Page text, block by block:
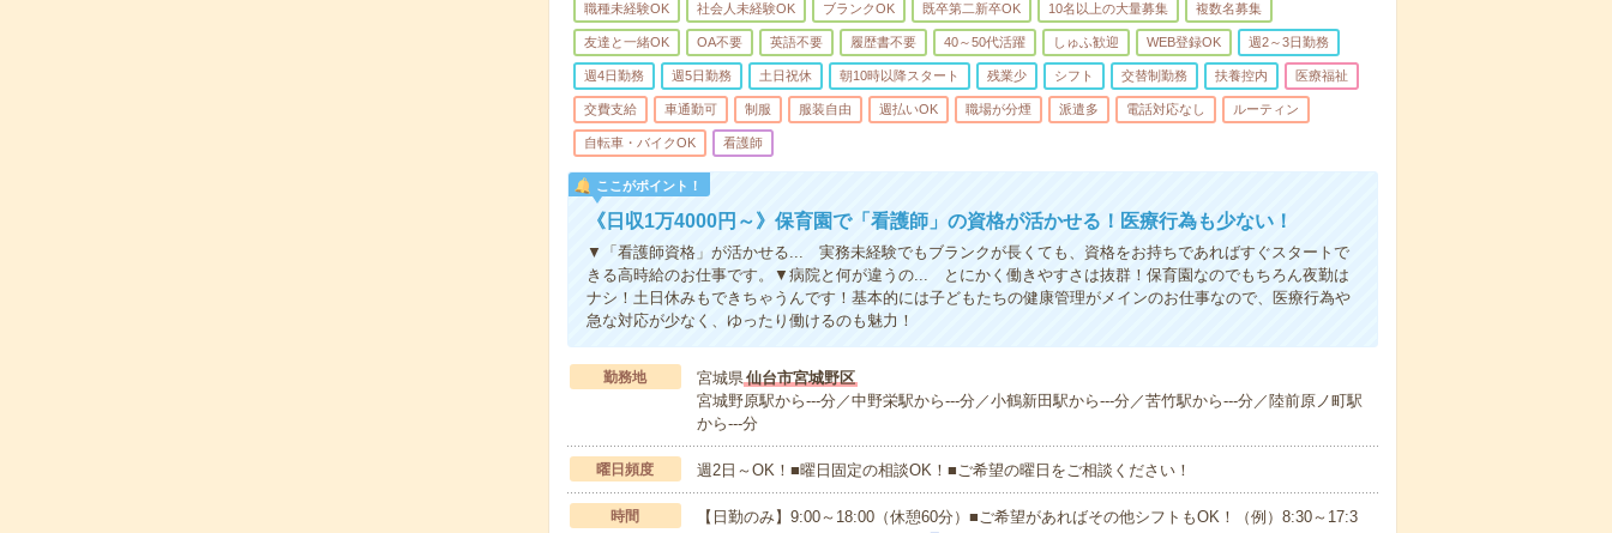
職種未経験OK 社会人未経験OK ブランクOK 既卒第二新卒OK 10名以上の大量募集 複数名募集
友達と一緒OK OA不要 英語不要 履歴書不要 40～50代活躍 しゅふ歓迎 WEB登録OK 週2～3日勤務
週4日勤務 週5日勤務 土日祝休 朝10時以降スタート 残業少 シフト 交替制勤務 扶養控内 医療福祉
交費支給 車通勤可 制服 服装自由 週払いOK 職場が分煙 派遣多 電話対応なし ルーティン
自転車・バイクOK 看護師
ここがポイント！
《日収1万4000円～》保育園で「看護師」の資格が活かせる！医療行為も少ない！
▼「看護師資格」が活かせる... 実務未経験でもブランクが長くても、資格をお持ちであればすぐスタートで
きる高時給のお仕事です。▼病院と何が違うの... とにかく働きやすさは抜群！保育園なのでもちろん夜勤は
ナシ！土日休みもできちゃうんです！基本的には子どもたちの健康管理がメインのお仕事なので、医療行為や
急な対応が少なく、ゆったり働けるのも魅力！
勤務地 宮城県仙台市宮城野区
宮城野原駅から---分／中野栄駅から---分／小鶴新田駅から---分／苦竹駅から---分／陸前原ノ町駅
から---分
曜日頻度 週2日～OK！■曜日固定の相談OK！■ご希望の曜日をご相談ください！
時間
【日勤のみ】9:00～18:00（休憩60分）■ご希望があればその他シフトもOK！（例）8:30～17:3